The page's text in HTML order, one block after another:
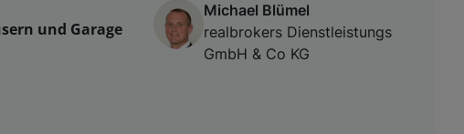
und Garage
Michael Blümel
realbrokers Dienstleistungs
GmbH & Co KG